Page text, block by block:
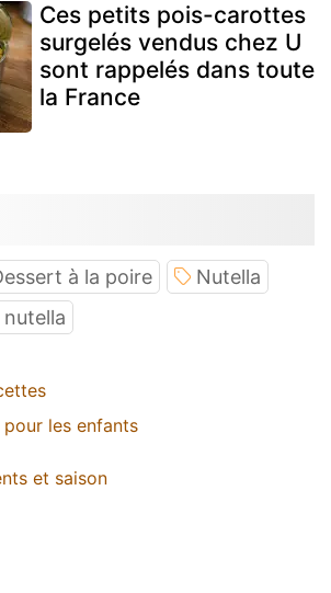
Ces petits pois-carottes
surgelés vendus chez U
sont rappelés dans toute
la France
à la poire
Nutella
pour les enfants
et saison